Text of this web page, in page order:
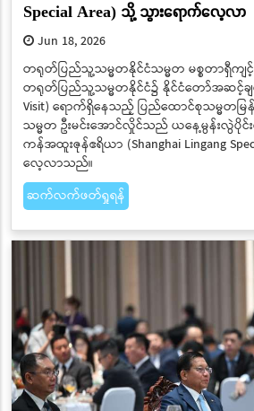
Special Area) သို့ သွားရောက်လေ့လာ
Jun 18, 2026
တရုတ်ပြည်သူ့သမ္မတနိုင်ငံသမ္မတ မစ္စတာရှီကျင့်
တရုတ်ပြည်သူ့သမ္မတနိုင်ငံ၌ နိုင်ငံတော်အဆင့်ချစ်
Visit) ရောက်ရှိနေသည့် ပြည်ထောင်စုသမ္မတမြ
သမ္မတ ဦးမင်းအောင်လှိုင်သည် ယနေ့မွန်းလွဲပိုင်
ကန်အထူးဇုန်ဧရိယာ (Shanghai Lingang
လေ့လာသည်။
ဆက်လက်ဖတ်ရှုရန်